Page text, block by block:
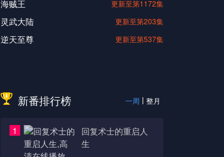
海贼王 更新至第1172集
灵武大陆 更新至第203集
逆天至尊 更新至第537集
新番排行榜 一周 整月
1
回复术士的重启人
生